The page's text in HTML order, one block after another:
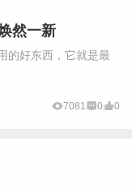
然一新
的好东西，它就是最
7081 0 0